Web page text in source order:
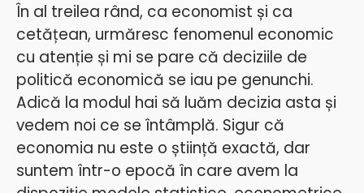
În al treilea rând, ca economist și ca
cetățean, urmăresc fenomenul economic
cu atenție și mi se pare că deciziile de
politică economică se iau pe genunchi.
Adică la modul hai să luăm decizia asta și
vedem noi ce se întâmplă. Sigur că
economia nu este o știință exactă, dar
suntem într-o epocă în care avem la